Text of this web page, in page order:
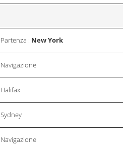
Partenza : New York
Navigazione
Halifax
Sydney
Navigazione